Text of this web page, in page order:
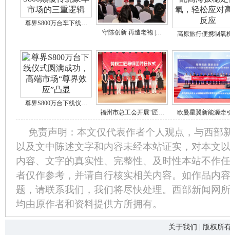
尊界S800万台车下线…
守陈创新 再造老袍 |…
高原旅行便携制氧
尊界S800万台下线仪…
福州市总工会开展“匠…
欧曼星翼新能源牵
免责声明：本文仅代表作者个人观点，与西部
以及文中陈述文字和内容未经本站证实，对本文
内容、文字的真实性、完整性、及时性本站不作
者仅作参考，并请自行核实相关内容。如作品内
题，请联系我们，我们将尽快处理。西部新闻网
均由原作者和资料提供方所拥有。
关于我们 版权所